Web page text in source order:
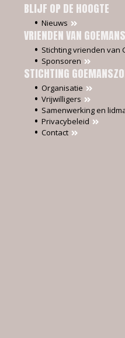
BLIJF OP DE HOOGTE
Nieuws
VRIENDEN VAN
Stichting vrienden van
Sponsoren
STICHTING
Organisatie
Vrijwilligers
Samenwerking en
Privacybeleid
Contact